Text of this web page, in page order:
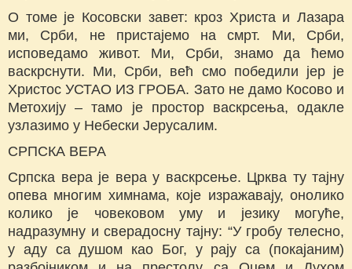
О томе је Косовски завет: кроз Христа и Лазара
ми, Срби, не пристајемо на смрт. Ми, Срби,
исповедамо живот. Ми, Срби, знамо да ћемо
васкрснути. Ми, Срби, већ смо победили јер је
Христос УСТАО ИЗ ГРОБА. Зато не дамо Косово и
Метохију – тамо је простор васкрсења, одакле
узлазимо у Небески Јерусалим.
СРПСКА ВЕРА
Српска вера је вера у васкрсење. Црква ту тајну
опева многим химнама, које изражавају, онолико
колико је човековом уму и језику могуће,
надразумну и сверадосну тајну: “У гробу телесно,
у аду са душом као Бог, у рају са (покајаним)